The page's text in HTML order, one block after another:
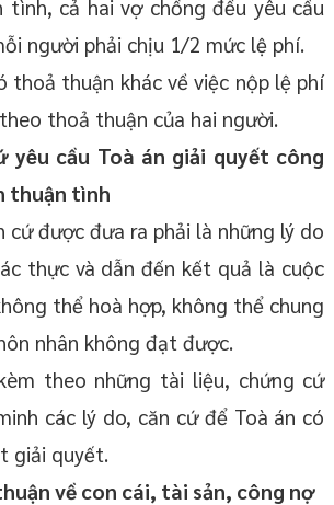
tình, cả hai vợ chồng đều yêu cầu
người phải chịu 1/2 mức lệ phí.
thoả thuận khác về việc nộp lệ phí
thoả thuận của hai người.
yêu cầu Toà án giải quyết công
thuận tình
cứ được đưa ra phải là những lý do
thực và dẫn đến kết quả là cuộc
thể hoà hợp, không thể chung
nhân không đạt được.
theo những tài liệu, chứng cứ
các lý do, căn cứ để Toà án có
giải quyết.
về con cái, tài sản, công nợ